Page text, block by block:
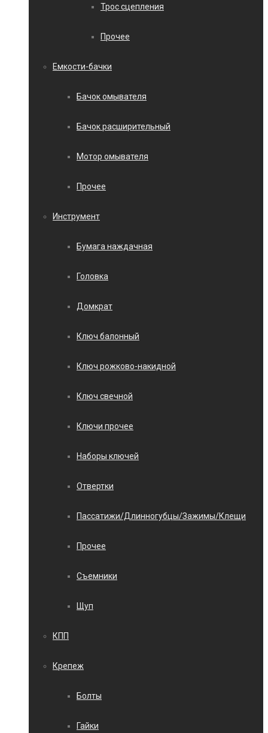
Трос сцепления
Прочее
Емкости-бачки
Бачок омывателя
Бачок расширительный
Мотор омывателя
Прочее
Инструмент
Бумага наждачная
Головка
Домкрат
Ключ балонный
Ключ рожково-накидной
Ключ свечной
Ключи прочее
Наборы ключей
Отвертки
Пассатижи/Длинногубцы/Зажимы/Клещи
Прочее
Съемники
Щуп
КПП
Крепеж
Болты
Гайки